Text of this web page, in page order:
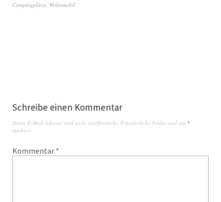
Campingplätze, Wohnmobil
Schreibe einen Kommentar
Deine E-Mail-Adresse wird nicht veröffentlicht. Erforderliche Felder sind mit *
markiert
Kommentar *